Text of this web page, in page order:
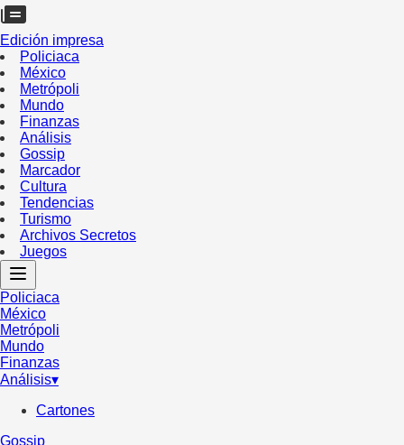
Edición impresa
Policiaca
México
Metrópoli
Mundo
Finanzas
Análisis
Gossip
Marcador
Cultura
Tendencias
Turismo
Archivos Secretos
Juegos
Policiaca
México
Metrópoli
Mundo
Finanzas
Análisis▾
Cartones
Gossip